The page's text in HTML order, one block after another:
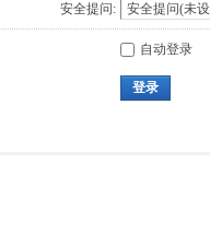
安全提问:
自动登录
登录